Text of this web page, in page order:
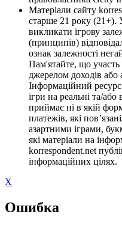
Матеріали сайту
старше 21 року (21+).
викликати ігрову
(принципів)
ознак залежності
Пам'ятайте, що участь
джерелом доходів або
Інформаційний
ігри на реальні та/або
приймає ні в якій
платежів, які
азартними іграми,
які матеріали на
korrespondent.net
інформаційних цілях.
X
Ошибка